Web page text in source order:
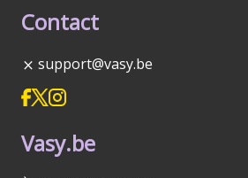
Contact
support@vasy.be
Vasy.be